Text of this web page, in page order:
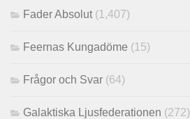
Fader Absolut (1,407)
Feernas Kungadöme (15)
Frågor och Svar (64)
Galaktiska Ljusfederationen (272)